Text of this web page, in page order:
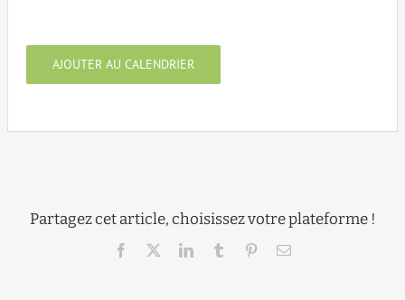
AJOUTER AU CALENDRIER
Partagez cet article, choisissez votre plateforme !
Facebook LinkedInTumblr PinterestEmail